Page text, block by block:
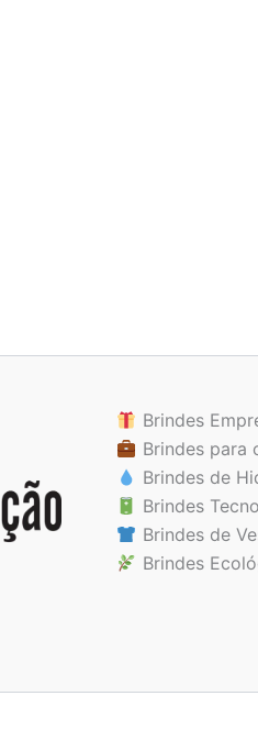
Brindes
Brindes para
Brindes de
Brindes
Brindes de
Brindes